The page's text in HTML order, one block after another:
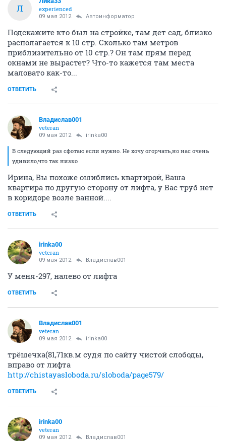
Л
experienced
09 мая 2012 Автоинформатор
Подскажите кто был на стройке, там дет сад, близко
располагается к 10 стр. Сколько там метров
приблизительно от 10 стр.? Он там прям перед
окнами не вырастет? Что-то кажется там места
маловато как-то...
ОТВЕТИТЬ
Владислав001
veteran
09 мая 2012 irinka00
В следующий раз сфотаю если нужно. Не хочу огорчать,но нас очень
удивило,что так низко
Ирина, Вы похоже ошиблись квартирой, Ваша
квартира по другую сторону от лифта, у Вас труб нет
в коридоре возле ванной....
ОТВЕТИТЬ
irinka00
veteran
09 мая 2012 Владислав001
У меня-297, налево от лифта
ОТВЕТИТЬ
Владислав001
veteran
09 мая 2012 irinka00
трёшечка(81,71кв.м судя по сайту чистой слободы,
вправо от лифта
http://chistayasloboda.ru/sloboda/page579/
ОТВЕТИТЬ
irinka00
veteran
09 мая 2012 Владислав001